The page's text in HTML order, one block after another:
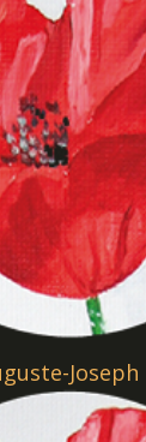
Joseph